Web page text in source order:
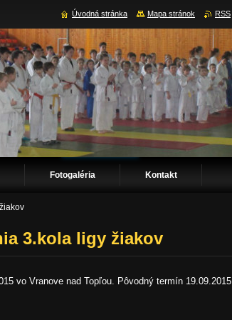
Fotogaléria Kontakt
3.kola ligy žiakov
vo Vranove nad Topľou. Pôvodný termín 19.09.2015
Úvodná stránka Mapa stránok RSS